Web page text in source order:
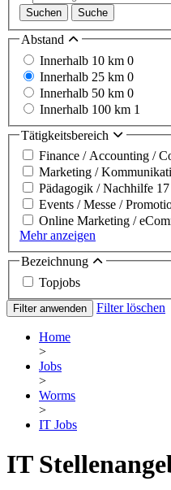
Suchen Suche
Abstand
Innerhalb 10 km 0
Innerhalb 25 km 0
Innerhalb 50 km 0
Innerhalb 100 km 1
Tätigkeitsbereich
Finance / Accounting /
Marketing /
Pädagogik / Nachhilfe 17
Events / Messe /
Online Marketing /
Mehr anzeigen
Bezeichnung
Topjobs
Filter anwenden Filter löschen
Home
>
Jobs
>
Worms
>
IT Jobs
IT